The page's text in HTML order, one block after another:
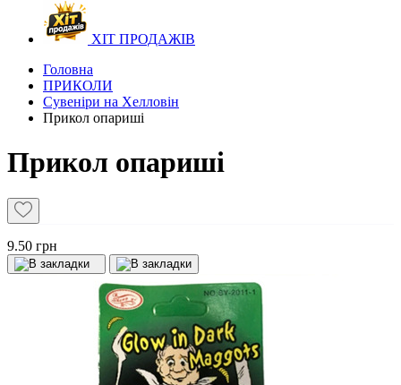
ХІТ ПРОДАЖІВ
Головна
ПРИКОЛИ
Сувеніри на Хелловін
Прикол опариші
Прикол опариші
9.50 грн